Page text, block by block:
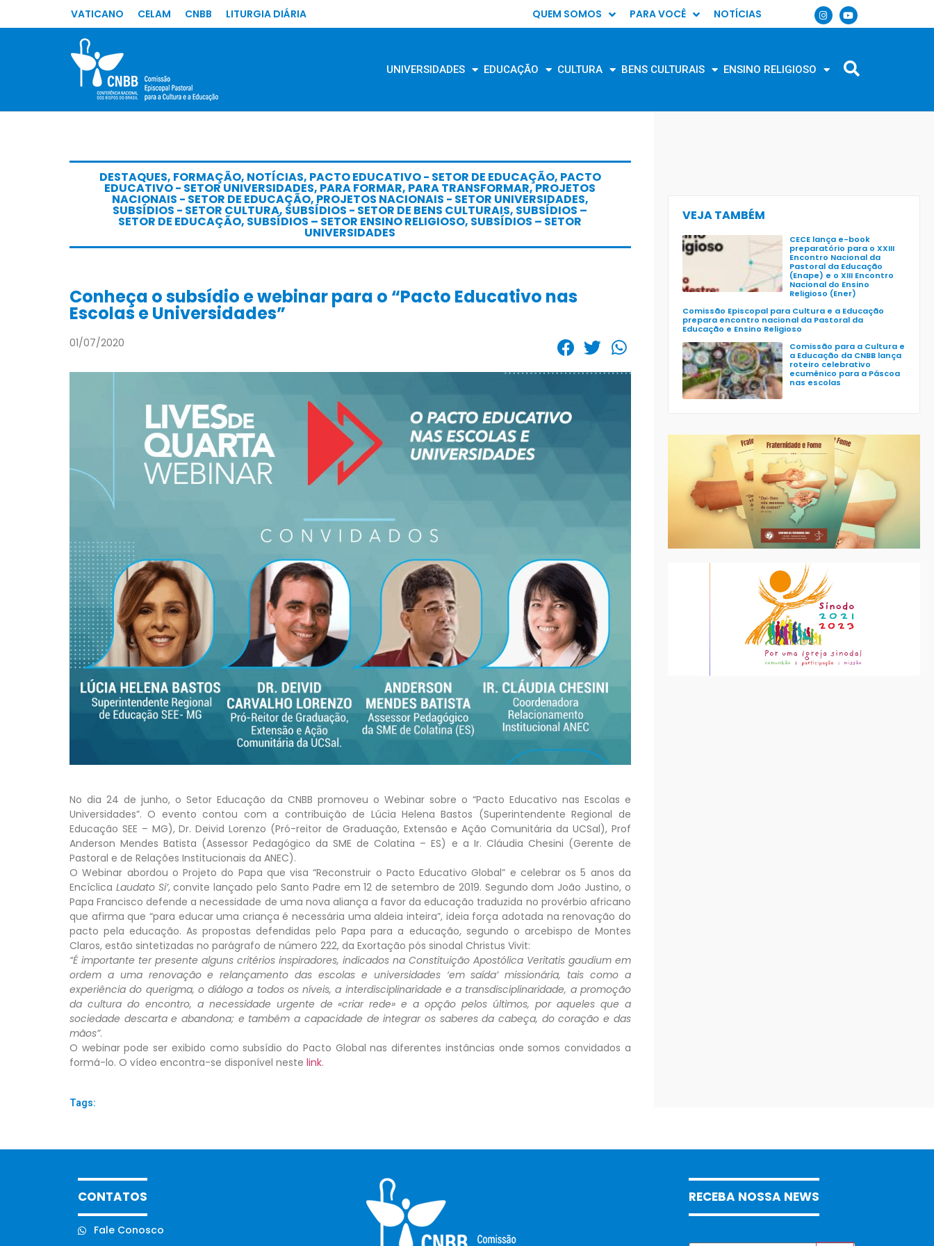
VATICANO CELAM CNBB LITURGIA DIÁRIA QUEM SOMOS PARA VOCÊ NOTÍCIAS
UNIVERSIDADES EDUCAÇÃO CULTURA BENS CULTURAIS ENSINO RELIGIOSO
DESTAQUES, FORMAÇÃO, NOTÍCIAS, PACTO EDUCATIVO - SETOR DE EDUCAÇÃO, PACTO
EDUCATIVO - SETOR UNIVERSIDADES, PARA FORMAR, PARA TRANSFORMAR,PROJETOS
NACIONAIS - SETOR DE EDUCAÇÃO, PROJETOS NACIONAIS - SETOR UNIVERSIDADES,
SUBSÍDIOS - SETOR CULTURA, SUBSÍDIOS - SETOR DE BENS CULTURAIS, SUBSÍDIOS –
SETOR DE EDUCAÇÃO, SUBSÍDIOS – SETOR ENSINO RELIGIOSO, SUBSÍDIOS – SETOR
UNIVERSIDADES
Conheça o subsídio e webinar para o “Pacto Educativo nas
Escolas e Universidades”
01/07/2020
No dia 24 de junho, o Setor Educação da CNBB promoveu o Webinar sobre o “Pacto Educativo nas Escolas e
Universidades”. O evento contou com a contribuição de Lúcia Helena Bastos (Superintendente Regional de
Educação SEE – MG), Dr. Deivid Lorenzo (Pró-reitor de Graduação, Extensão e Ação Comunitária da UCSal), Prof
Anderson Mendes Batista (Assessor Pedagógico da SME de Colatina – ES) e a Ir. Cláudia Chesini (Gerente de
Pastoral e de Relações Institucionais da ANEC).
O Webinar abordou o Projeto do Papa que visa “Reconstruir o Pacto Educativo Global” e celebrar os 5 anos da
Encíclica Laudato Si’, convite lançado pelo Santo Padre em 12 de setembro de 2019. Segundo dom João Justino, o
Papa Francisco defende a necessidade de uma nova aliança a favor da educação traduzida no provérbio africano
que afirma que “para educar uma criança é necessária uma aldeia inteira”, ideia força adotada na renovação do
pacto pela educação. As propostas defendidas pelo Papa para a educação, segundo o arcebispo de Montes
Claros, estão sintetizadas no parágrafo de número 222, da Exortação pós sinodal Christus Vivit:
“É importante ter presente alguns critérios inspiradores, indicados na Constituição Apostólica Veritatis gaudium em
ordem a uma renovação e relançamento das escolas e universidades ‘em saída’missionária, tais como a
experiência do querigma, o diálogo a todos os níveis, a interdisciplinaridade e a transdisciplinaridade, a promoção
da cultura do encontro, a necessidade urgente de «criar rede» e a opção pelos últimos, por aqueles que a
sociedade descarta e abandona; e também a capacidade de integrar os saberes da cabeça, do coração e das
mãos”.
O webinar pode ser exibido como subsídio do Pacto Global nas diferentes instâncias onde somos convidados a
formá-lo. O vídeo encontra-se disponível neste link.
Tags:
VEJA TAMBÉM
CECE lança e-book
preparatório para o XXIII
Encontro Nacional da
Pastoral da Educação
(Enape) e o XIII Encontro
Nacional do Ensino
Religioso (Ener)
Comissão Episcopal para Cultura e a Educação
prepara encontro nacional da Pastoral da
Educação e Ensino Religioso
Comissão para a Cultura e
a Educação da CNBB lança
roteiro celebrativo
ecumênico para a Páscoa
nas escolas
CONTATOS
Fale Conosco
RECEBA NOSSA NEWS